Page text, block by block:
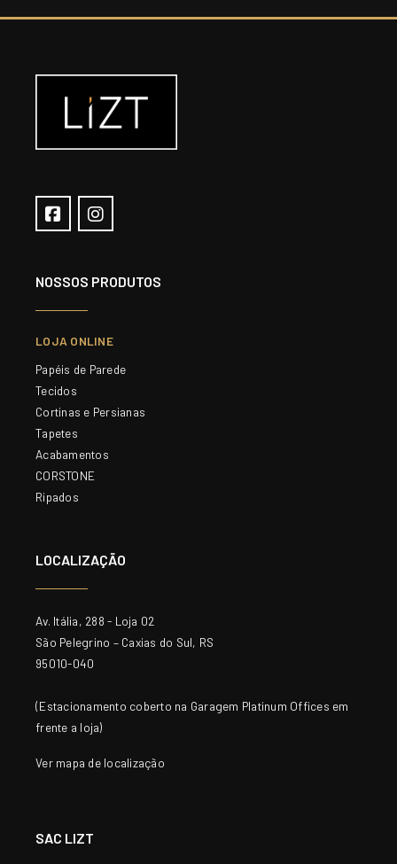
NOSSOS PRODUTOS
LOJA ONLINE
Papéis de Parede
Tecidos
Cortinas e Persianas
Tapetes
Acabamentos
CORSTONE
Ripados
LOCALIZAÇÃO
Av. Itália, 288 - Loja 02
São Pelegrino – Caxias do Sul, RS
95010-040
(Estacionamento coberto na Garagem Platinum Offices em
frente a loja)
Ver mapa de localização
SAC LIZT